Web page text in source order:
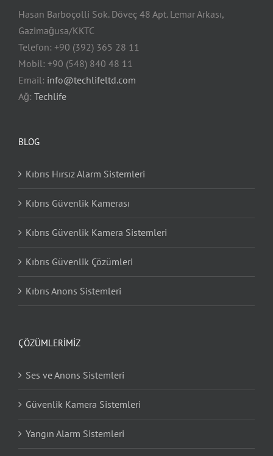
Hasan Barboçolli Sok. Döveç 48 Apt. Lemar Arkası,
Gazimağusa/KKTC
Telefon: +90 (392) 365 28 11
Mobil: +90 (548) 840 48 11
Email: info@techlifeltd.com
Ağ: Techlife
BLOG
Kıbrıs Hırsız Alarm Sistemleri
Kıbrıs Güvenlik Kamerası
Kıbrıs Güvenlik Kamera Sistemleri
Kıbrıs Güvenlik Çözümleri
Kıbrıs Anons Sistemleri
ÇÖZÜMLERIMIZ
Ses ve Anons Sistemleri
Güvenlik Kamera Sistemleri
Yangın Alarm Sistemleri